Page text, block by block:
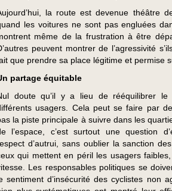
la route est devenue théâtre
les voitures ne sont pas engluées
même de la frustration à être
peuvent montrer de l’agressivité
que prendre sa place légitime et permise
partage équitable
doute qu’il y a lieu de rééquilibrer le
usagers. Cela peut se faire par
la piste principale à suivre dans les
l’espace, c’est surtout une question
d’autrui, sans oublier la sanction
qui mettent en péril les usagers
Les responsables politiques se
sentiment d’insécurité des cyclistes non